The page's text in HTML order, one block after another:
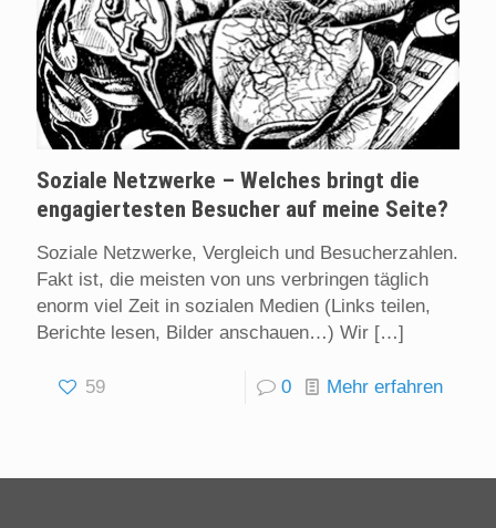
Soziale Netzwerke – Welches bringt die
engagiertesten Besucher auf meine Seite?
Soziale Netzwerke, Vergleich und Besucherzahlen.
Fakt ist, die meisten von uns verbringen täglich
enorm viel Zeit in sozialen Medien (Links teilen,
Berichte lesen, Bilder anschauen…) Wir […]
59 0 Mehr erfahren